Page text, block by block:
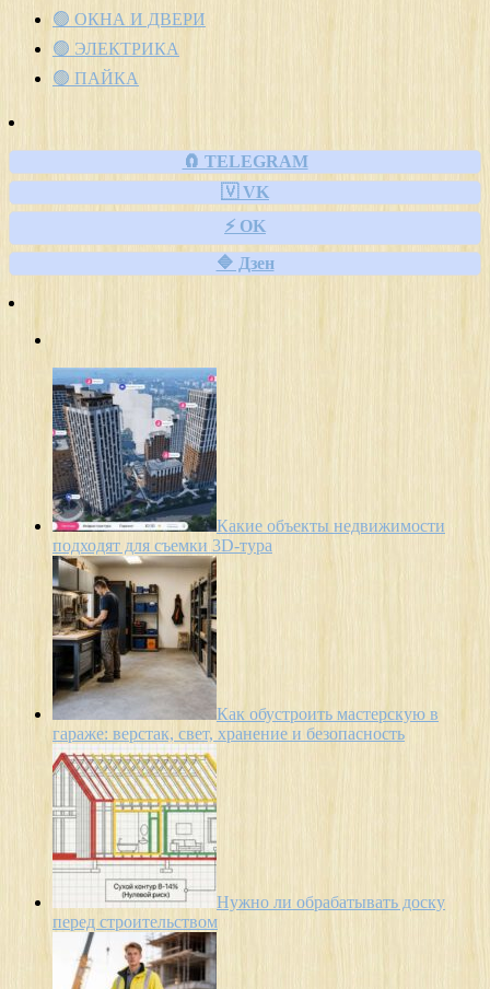
🟢 ОКНА И ДВЕРИ
🟢 ЭЛЕКТРИКА
🟢 ПАЙКА
🧲 TELEGRAM
🇻 VK
⚡ OK
🔷 Дзен
Какие объекты недвижимости
подходят для съемки 3D-тура
Как обустроить мастерскую в
гараже: верстак, свет, хранение и безопасность
Нужно ли обрабатывать доску
перед строительством